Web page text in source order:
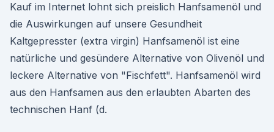
Kauf im Internet lohnt sich preislich Hanfsamenöl und
die Auswirkungen auf unsere Gesundheit
Kaltgepresster (extra virgin) Hanfsamenöl ist eine
natürliche und gesündere Alternative von Olivenöl und
leckere Alternative von "Fischfett". Hanfsamenöl wird
aus den Hanfsamen aus den erlaubten Abarten des
technischen Hanf (d.